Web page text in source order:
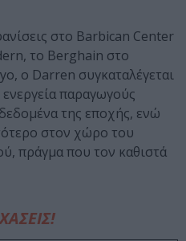
στο Barbican Center
το Berghain στο
ο Darren συγκαταλέγεται
παραγωγούς
της εποχής, ενώ
στον χώρο του
πράγμα που τον καθιστά